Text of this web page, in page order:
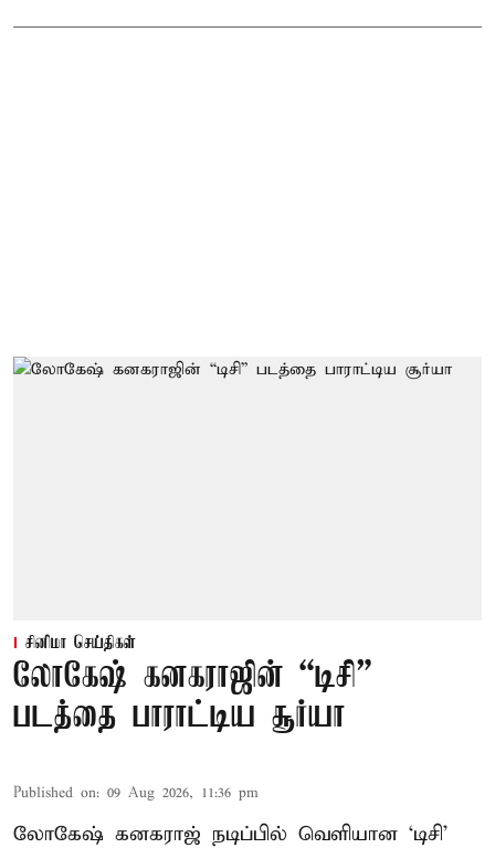
சினிமா செய்திகள்
லோகேஷ் கனகராஜின் “டிசி”
படத்தை பாராட்டிய சூர்யா
Published on: 09 Aug 2026, 11:36 pm
லோகேஷ் கனகராஜ் நடிப்பில் வெளியான ‘டிசி’